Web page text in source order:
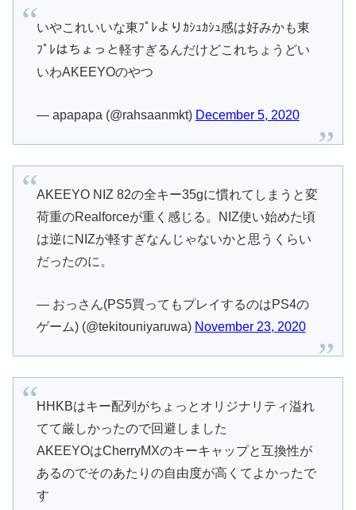
いやこれいいな東ﾌﾟﾚよりｶｼｭｶｼｭ感は好みかも東
ﾌﾟﾚはちょっと軽すぎるんだけどこれちょうどい
いわAKEEYOのやつ
— apapapa (@rahsaanmkt) December 5, 2020
AKEEYO NIZ 82の全キー35gに慣れてしまうと変
荷重のRealforceが重く感じる。NIZ使い始めた頃
は逆にNIZが軽すぎなんじゃないかと思うくらい
だったのに。
— おっさん(PS5買ってもプレイするのはPS4の
ゲーム) (@tekitouniyaruwa) November 23, 2020
HHKBはキー配列がちょっとオリジナリティ溢れ
てて厳しかったので回避しました
AKEEYOはCherryMXのキーキャップと互換性が
あるのでそのあたりの自由度が高くてよかったで
す